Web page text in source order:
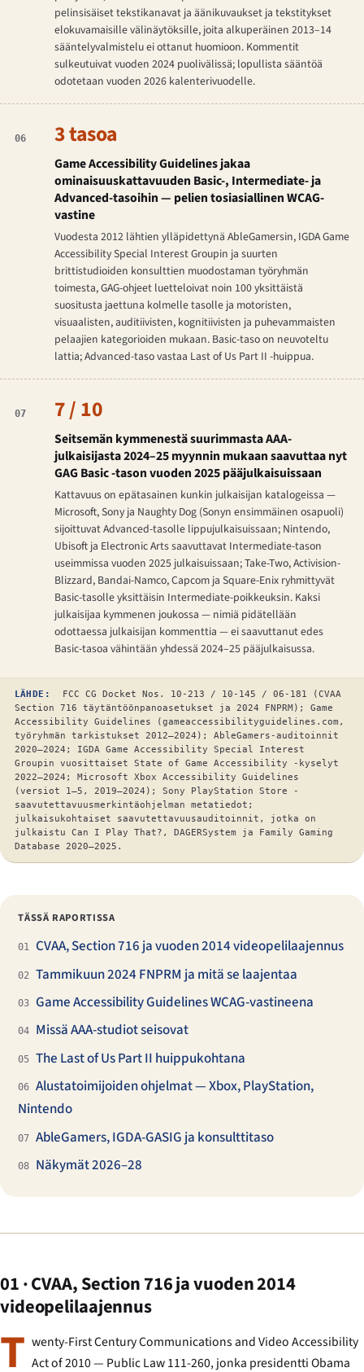
pelinsisäiset tekstikanavat ja äänikuvaukset ja tekstitykset
elokuvamaisille välinäytöksille, joita alkuperäinen 2013–14
sääntelyvalmistelu ei ottanut huomioon. Kommentit
sulkeutuivat vuoden 2024 puolivälissä; lopullista sääntöä
odotetaan vuoden 2026 kalenterivuodelle.
06 3 tasoa
Game Accessibility Guidelines jakaa
ominaisuuskattavuuden Basic-, Intermediate- ja
Advanced-tasoihin — pelien tosiasiallinen WCAG-
vastine
Vuodesta 2012 lähtien ylläpidettynä AbleGamersin, IGDA Game
Accessibility Special Interest Groupin ja suurten
brittistudioiden konsulttien muodostaman työryhmän
toimesta, GAG-ohjeet luetteloivat noin 100 yksittäistä
suositusta jaettuna kolmelle tasolle ja motoristen,
visuaalisten, auditiivisten, kognitiivisten ja puhevammaisten
pelaajien kategorioiden mukaan. Basic-taso on neuvoteltu
lattia; Advanced-taso vastaa Last of Us Part II -huippua.
07 7 / 10
Seitsemän kymmenestä suurimmasta AAA-
julkaisijasta 2024–25 myynnin mukaan saavuttaa nyt
GAG Basic -tason vuoden 2025 pääjulkaisuissaan
Kattavuus on epätasainen kunkin julkaisijan katalogeissa —
Microsoft, Sony ja Naughty Dog (Sonyn ensimmäinen osapuoli)
sijoittuvat Advanced-tasolle lippujulkaisuissaan; Nintendo,
Ubisoft ja Electronic Arts saavuttavat Intermediate-tason
useimmissa vuoden 2025 julkaisuissaan; Take-Two, Activision-
Blizzard, Bandai-Namco, Capcom ja Square-Enix ryhmittyvät
Basic-tasolle yksittäisin Intermediate-poikkeuksin. Kaksi
julkaisijaa kymmenen joukossa — nimiä pidätellään
odottaessa julkaisijan kommenttia — ei saavuttanut edes
Basic-tasoa vähintään yhdessä 2024–25 pääjulkaisussa.
LÄHDE:
FCC CG Docket Nos. 10-213 / 10-145 / 06-181 (CVAA
Section 716 täytäntöönpanoasetukset ja 2024 FNPRM); Game
Accessibility Guidelines (gameaccessibilityguidelines.com,
työryhmän tarkistukset 2012–2024); AbleGamers-auditoinnit
2020–2024; IGDA Game Accessibility Special Interest
Groupin vuosittaiset State of Game Accessibility -kyselyt
2022–2024; Microsoft Xbox Accessibility Guidelines
(versiot 1–5, 2019–2024); Sony PlayStation Store -
saavutettavuusmerkintäohjelman metatiedot;
julkaisukohtaiset saavutettavuusauditoinnit, jotka on
julkaistu Can I Play That?, DAGERSystem ja Family Gaming
Database 2020–2025.
TÄSSÄ RAPORTISSA
01 CVAA, Section 716 ja vuoden 2014 videopelilaajennus
02 Tammikuun 2024 FNPRM ja mitä se laajentaa
03 Game Accessibility Guidelines WCAG-vastineena
04 Missä AAA-studiot seisovat
05 The Last of Us Part II huippukohtana
06 Alustatoimijoiden ohjelmat — Xbox, PlayStation,
Nintendo
07 AbleGamers, IGDA-GASIG ja konsulttitaso
08 Näkymät 2026–28
01 · CVAA, Section 716 ja vuoden 2014
videopelilaajennus
T wenty-First Century Communications and Video Accessibility
Act of 2010 — Public Law 111-260, jonka presidentti Obama